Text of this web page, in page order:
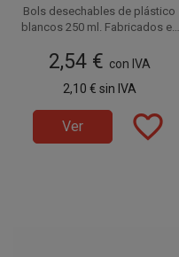
Bols desechables de plástico
blancos 250 ml. Fabricados en
También llamados cuencos de
plástico, con esta capacidad de
250 cc son perfectos para
degustaciones de comida,
tapas, encurtidos, frutos secos,
paquetes de 25 unidades.
2,54 € con IVA
2,10 € sin IVA
Ver favorite_border